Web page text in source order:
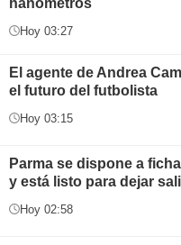
Hoy 03:27
El agente de Andrea
el futuro del futbolista
Hoy 03:15
Parma se dispone a
y está listo para dejar
Hoy 02:58